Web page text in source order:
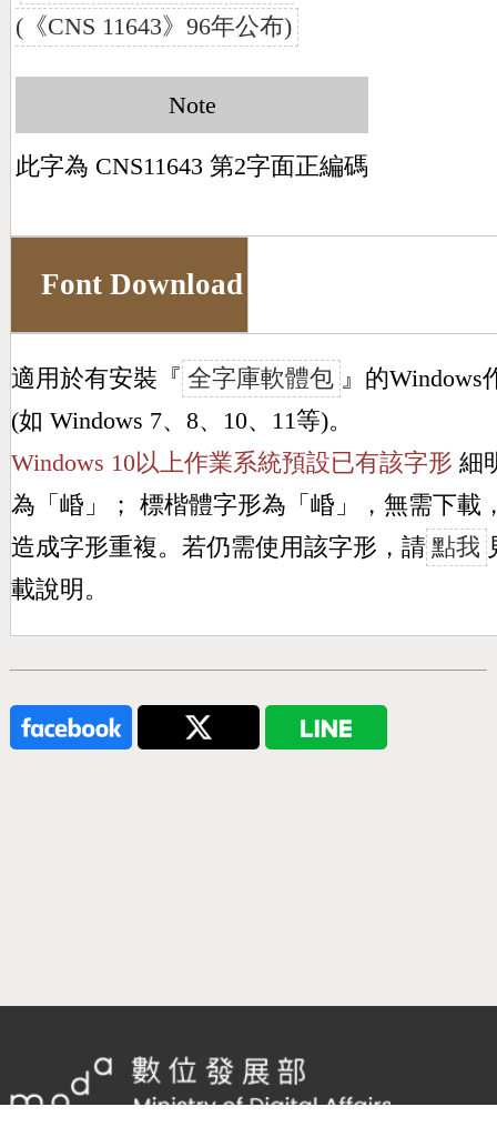
(《CNS 11643》96年公布)
Note
此字為 CNS11643 第2字面正編碼
Font Download
適用於有安裝『 全字庫軟體包 』的Windows
(如 Windows 7、8、10、11等)。
Windows 10以上作業系統預設已有該字形 細
為「 崏 」； 標楷體字形為「 崏 」，無需下載
造成字形重複。若仍需使用該字形，請 點我
載說明。